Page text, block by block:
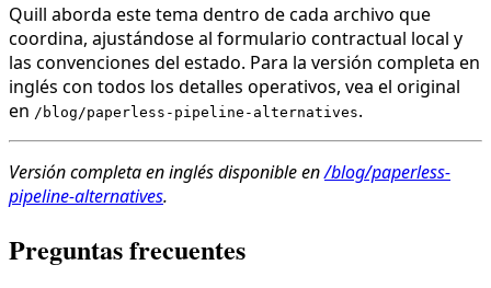
Quill aborda este tema dentro de cada archivo que
coordina, ajustándose al formulario contractual local y
las convenciones del estado. Para la versión completa en
inglés con todos los detalles operativos, vea el original
en /blog/paperless-pipeline-alternatives.
Versión completa en inglés disponible en/blog/paperless-
pipeline-alternatives.
Preguntas frecuentes